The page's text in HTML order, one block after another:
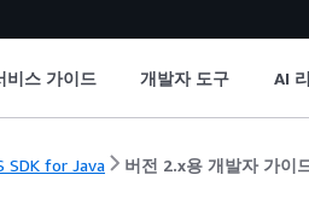
비스 가이드 개발자 도구 AI
SDK for Java 버전 2.x용 개발자 가이